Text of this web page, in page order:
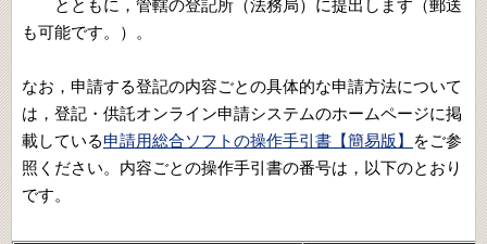
とともに，管轄の登記所（法務局）に提出します（郵送
も可能です。）。
なお，申請する登記の内容ごとの具体的な申請方法について
は，登記・供託オンライン申請システムのホームページに掲
載している申請用総合ソフトの操作手引書【簡易版】
をご参
照ください。内容ごとの操作手引書の番号は，以下のとおり
です。